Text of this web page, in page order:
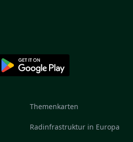
Themenkarten
Radinfrastruktur in Europa